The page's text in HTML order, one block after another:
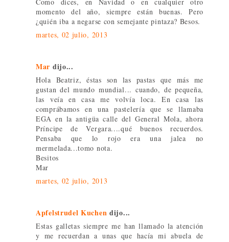
momento del año, siempre están buenas. Pero
¿quién iba a negarse con semejante pintaza? Besos.
martes, 02 julio, 2013
Mar dijo...
Hola Beatriz, éstas son las pastas que más me
gustan del mundo mundial... cuando, de pequeña,
las veía en casa me volvía loca. En casa las
comprábamos en una pastelería que se llamaba
EGA en la antigüa calle del General Mola, ahora
Príncipe de Vergara....qué buenos recuerdos.
Pensaba que lo rojo era una jalea no
mermelada...tomo nota.
Besitos
Mar
martes, 02 julio, 2013
Apfelstrudel Kuchen dijo...
Estas galletas siempre me han llamado la atención
y me recuerdan a unas que hacía mi abuela de